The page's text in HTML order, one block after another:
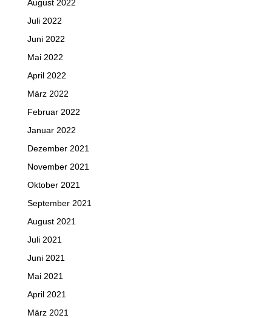
August 2022
Juli 2022
Juni 2022
Mai 2022
April 2022
März 2022
Februar 2022
Januar 2022
Dezember 2021
November 2021
Oktober 2021
September 2021
August 2021
Juli 2021
Juni 2021
Mai 2021
April 2021
März 2021